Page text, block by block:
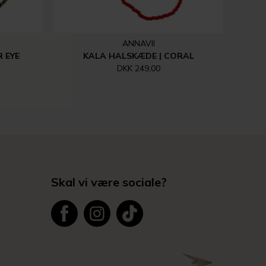
EYE
ANNAVII
KALA HALSKÆDE | CORAL
DKK 249,00
Skal vi være sociale?